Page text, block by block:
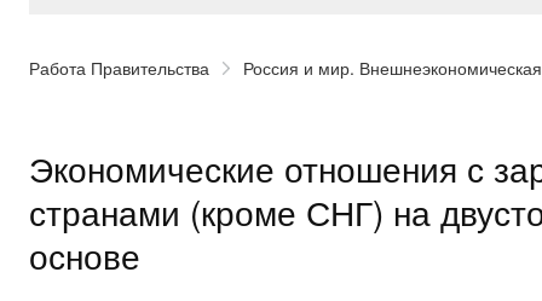
Работа Правительства Россия и мир.
Экономические отношения с
странами (кроме СНГ) на
основе